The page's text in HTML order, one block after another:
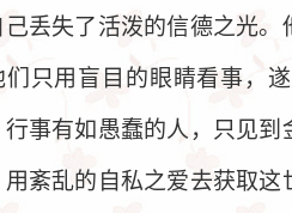
丢失了活泼的信德之光。
们只用盲目的眼睛看事，
行事有如愚蠢的人，只见
用紊乱的自私之爱去获取